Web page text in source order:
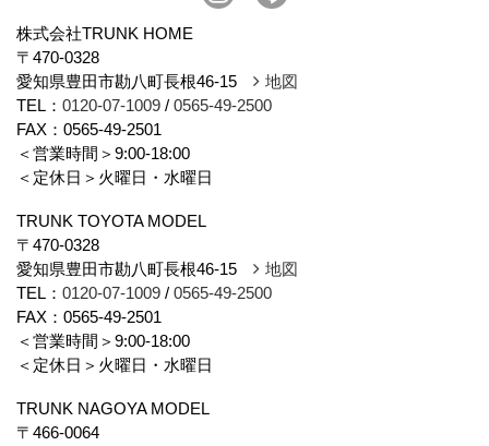
株式会社TRUNK HOME
〒470-0328
愛知県豊田市勘八町長根46-15
地図
TEL： 0120-07-1009 / 0565-49-2500
FAX：0565-49-2501
＜営業時間＞9:00-18:00
＜定休日＞火曜日・水曜日
TRUNK TOYOTA MODEL
〒470-0328
愛知県豊田市勘八町長根46-15
地図
TEL： 0120-07-1009 / 0565-49-2500
FAX：0565-49-2501
＜営業時間＞9:00-18:00
＜定休日＞火曜日・水曜日
TRUNK NAGOYA MODEL
〒466-0064